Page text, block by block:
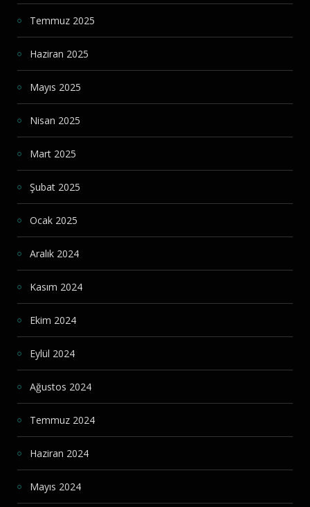
Temmuz 2025
Haziran 2025
Mayıs 2025
Nisan 2025
Mart 2025
Şubat 2025
Ocak 2025
Aralık 2024
Kasım 2024
Ekim 2024
Eylül 2024
Ağustos 2024
Temmuz 2024
Haziran 2024
Mayıs 2024